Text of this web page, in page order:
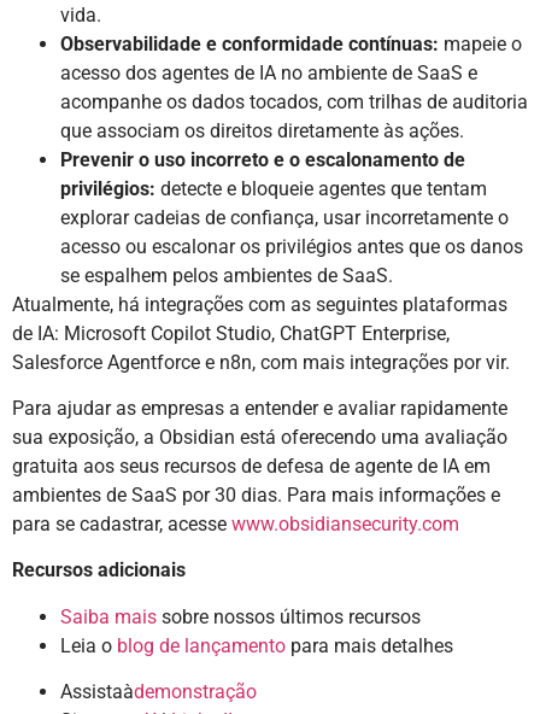
vida.
Observabilidade e conformidade contínuas: mapeie o
acesso dos agentes de IA no ambiente de SaaS e
acompanhe os dados tocados, com trilhas de auditoria
que associam os direitos diretamente às ações.
Prevenir o uso incorreto e o escalonamento de
privilégios: detecte e bloqueie agentes que tentam
explorar cadeias de confiança, usar incorretamente o
acesso ou escalonar os privilégios antes que os danos
se espalhem pelos ambientes de SaaS.
Atualmente, há integrações com as seguintes plataformas
de IA: Microsoft Copilot Studio, ChatGPT Enterprise,
Salesforce Agentforce e n8n, com mais integrações por vir.
Para ajudar as empresas a entender e avaliar rapidamente
sua exposição, a Obsidian está oferecendo uma avaliação
gratuita aos seus recursos de defesa de agente de IA em
ambientes de SaaS por 30 dias. Para mais informações e
para se cadastrar, acesse www.obsidiansecurity.com
Recursos adicionais
Saiba mais sobre nossos últimos recursos
Leia o blog de lançamento para mais detalhes
Assistaàdemonstração